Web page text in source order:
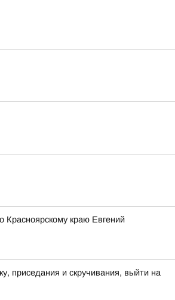
Красноярскому краю Евгений
приседания и скручивания, выйти на